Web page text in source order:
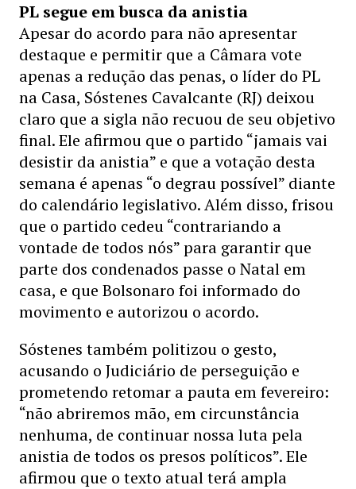
PL segue em busca da anistia
Apesar do acordo para não apresentar
destaque e permitir que a Câmara vote
apenas a redução das penas, o líder do PL
na Casa, Sóstenes Cavalcante (RJ) deixou
claro que a sigla não recuou de seu objetivo
final. Ele afirmou que o partido “jamais vai
desistir da anistia” e que a votação desta
semana é apenas “o degrau possível” diante
do calendário legislativo. Além disso, frisou
que o partido cedeu “contrariando a
vontade de todos nós” para garantir que
parte dos condenados passe o Natal em
casa, e que Bolsonaro foi informado do
movimento e autorizou o acordo.
Sóstenes também politizou o gesto,
acusando o Judiciário de perseguição e
prometendo retomar a pauta em fevereiro:
“não abriremos mão, em circunstância
nenhuma, de continuar nossa luta pela
anistia de todos os presos políticos”. Ele
afirmou que o texto atual terá ampla